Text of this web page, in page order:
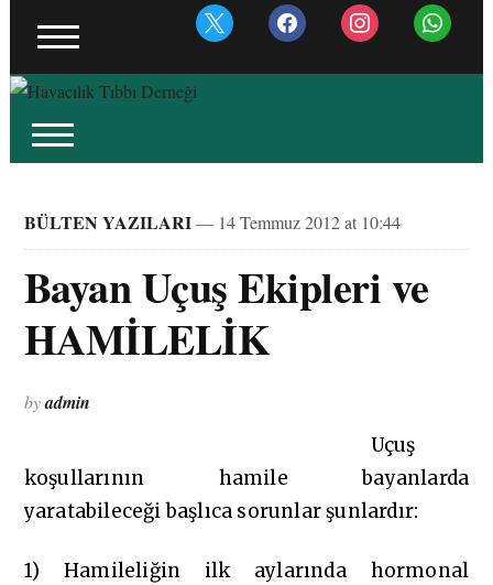
x facebook instagram whatsapp
BÜLTEN YAZILARI— 14 Temmuz 2012 at 10:44
Bayan Uçuş Ekipleri ve
HAMİLELİK
byadmin
Uçuş
koşullarının hamile bayanlarda
yaratabileceği başlıca sorunlar şunlardır:
1) Hamileliğin ilk aylarında hormonal